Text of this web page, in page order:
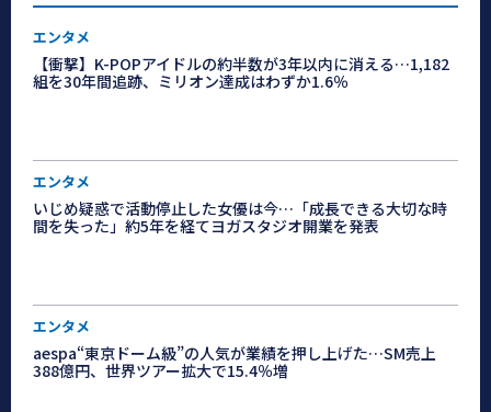
エンタメ
【衝撃】K-POPアイドルの約半数が3年以内に消える…1,182
組を30年間追跡、ミリオン達成はわずか1.6％
エンタメ
いじめ疑惑で活動停止した女優は今…「成長できる大切な時
間を失った」約5年を経てヨガスタジオ開業を発表
エンタメ
aespa“東京ドーム級”の人気が業績を押し上げた…SM売上
388億円、世界ツアー拡大で15.4％増